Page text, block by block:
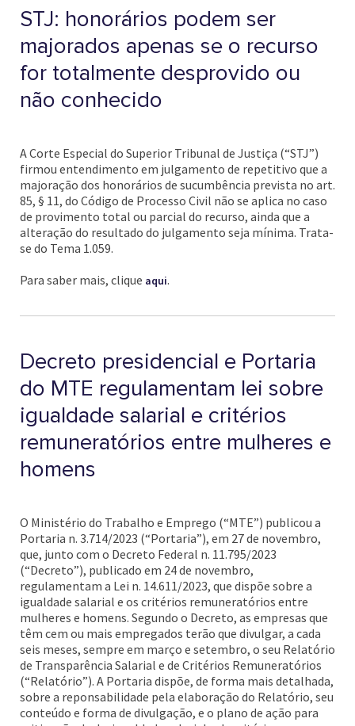
STJ: honorários podem ser
majorados apenas se o recurso
for totalmente desprovido ou
não conhecido
A Corte Especial do Superior Tribunal de Justiça (“STJ”)
firmou entendimento em julgamento de repetitivo que a
majoração dos honorários de sucumbência prevista no art.
85, § 11, do Código de Processo Civil não se aplica no caso
de provimento total ou parcial do recurso, ainda que a
alteração do resultado do julgamento seja mínima. Trata-
se do Tema 1.059.
Para saber mais, clique aqui.
Decreto presidencial e Portaria
do MTE regulamentam lei sobre
igualdade salarial e critérios
remuneratórios entre mulheres e
homens
O Ministério do Trabalho e Emprego (“MTE”) publicou a
Portaria n. 3.714/2023 (“Portaria”), em 27 de novembro,
que, junto com o Decreto Federal n. 11.795/2023
(“Decreto”), publicado em 24 de novembro,
regulamentam a Lei n. 14.611/2023, que dispõe sobre a
igualdade salarial e os critérios remuneratórios entre
mulheres e homens. Segundo o Decreto, as empresas que
têm cem ou mais empregados terão que divulgar, a cada
seis meses, sempre em março e setembro, o seu Relatório
de Transparência Salarial e de Critérios Remuneratórios
(“Relatório”). A Portaria dispõe, de forma mais detalhada,
sobre a reponsabilidade pela elaboração do Relatório, seu
conteúdo e forma de divulgação, e o plano de ação para